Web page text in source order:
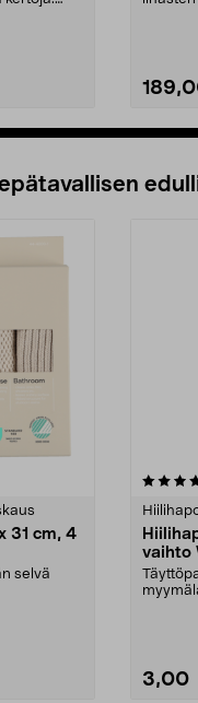
31 cm, 4
selvä
vaihto
3,00